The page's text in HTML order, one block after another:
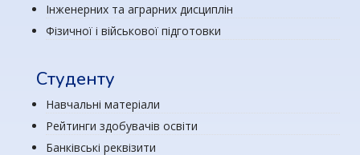
Інженерних та аграрних дисциплін
Фізичної і військової підготовки
Студенту
Навчальні матеріали
Рейтинги здобувачів освіти
Банківські реквізити